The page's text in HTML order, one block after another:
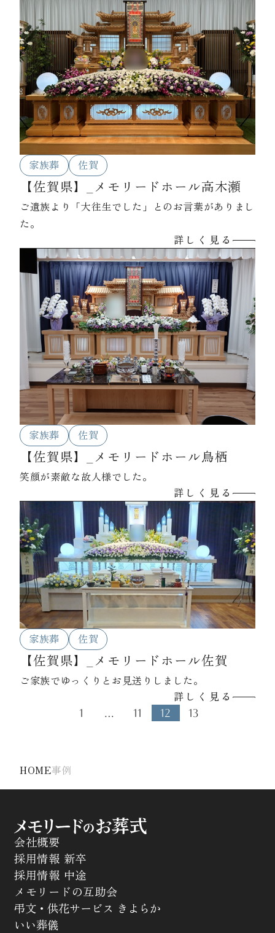
家族葬 佐賀
【佐賀県】_メモリードホール高木瀬
ご遺族より「大往生でした」とのお言葉がありまし
た。
詳しく見る
家族葬 佐賀
【佐賀県】_メモリードホール鳥栖
笑顔が素敵な故人様でした。
詳しく見る
家族葬 佐賀
【佐賀県】_メモリードホール佐賀
ご家族でゆっくりとお見送りしました。
詳しく見る
1 … 11 12 13
HOME事例
会社概要
採用情報 新卒
採用情報 中途
メモリードの互助会
弔文・供花サービス きよらか
いい葬儀